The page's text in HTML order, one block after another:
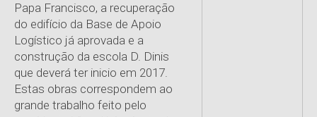
Papa Francisco, a recuperação
do edifício da Base de Apoio
Logístico já aprovada e a
construção da escola D. Dinis
que deverá ter inicio em 2017.
Estas obras correspondem ao
grande trabalho feito pelo